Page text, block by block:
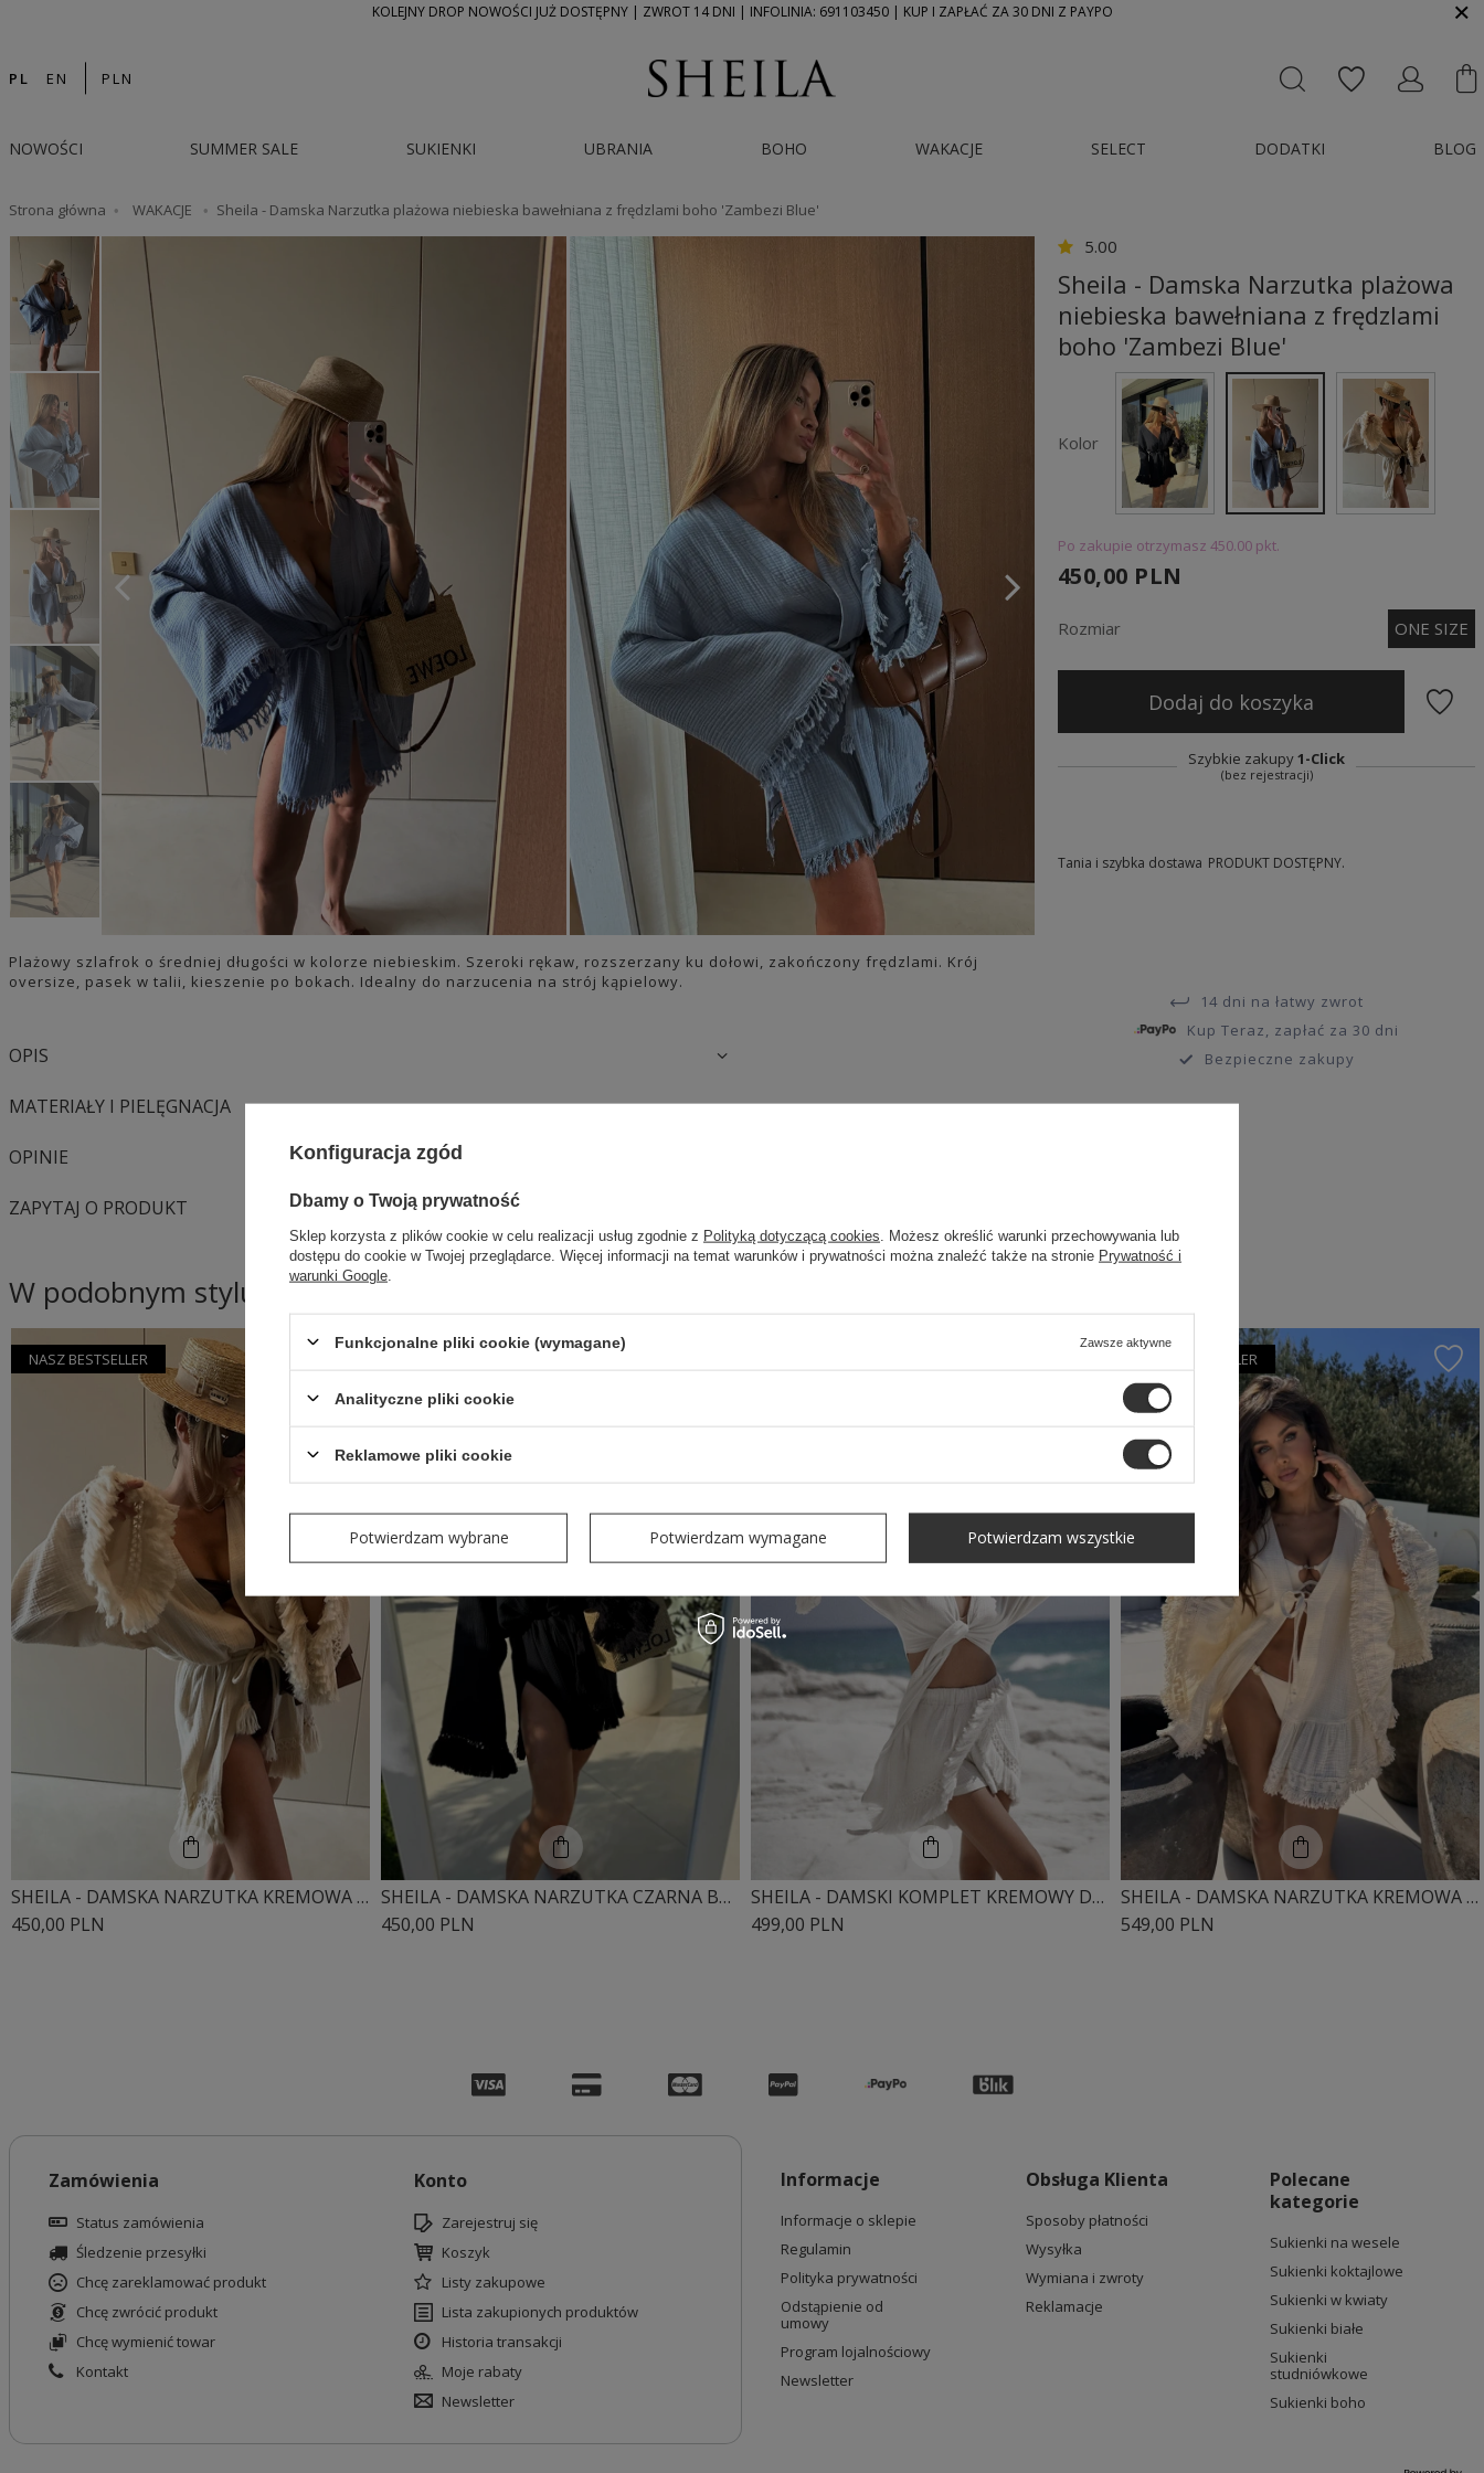
KOLEJNY DROP NOWOŚCI JUŻ DOSTĘPNY | ZWROT 14 DNI | INFOLINIA: 691103450 | KUP I ZAPŁAĆ ZA 30 DNI Z PAYPO
PL EN PLN
NOWOŚCI SUMMER SALE SUKIENKI UBRANIA BOHO WAKACJE SELECT DODATKI BLOG
Strona główna WAKACJE Sheila - Damska Narzutka plażowa niebieska bawełniana z frędzlami boho 'Zambezi Blue'
5.00
Sheila - Damska Narzutka plażowa
niebieska bawełniana z frędzlami
boho 'Zambezi Blue'
Kolor
Po zakupie otrzymasz 450.00 pkt.
450,00 PLN
Rozmiar ONE SIZE
Dodaj do koszyka
Szybkie zakupy1-Click
(bez rejestracji)
Tania i szybka dostawa PRODUKT DOSTĘPNY
14 dni na łatwy zwrot
Kup Teraz, zapłać za 30 dni
Bezpieczne zakupy
Plażowy szlafrok o średniej długości w kolorze niebieskim. Szeroki rękaw, rozszerzany ku dołowi, zakończony frędzlami. Krój
oversize, pasek w talii, kieszenie po bokach. Idealny do narzucenia na strój kąpielowy.
OPIS
MATERIAŁY I PIELĘGNACJA
OPINIE
ZAPYTAJ O PRODUKT
W podobnym stylu
NASZ BESTSELLER
SHEILA - DAMSKA NARZUTKA KREMOWA Z FRĘDZLAMI BOHO 'ZAMBEZI'
450,00 PLN
SHEILA - DAMSKA NARZUTKA CZARNA BAWEŁNIANA Z FRĘDZLAMI BOHO 'ZAMBEZI BLACK'
450,00 PLN
SHEILA - DAMSKI KOMPLET KREMOWY DWUCZĘŚCIOWY Z FRĘDZLAMI DŁUGIM RĘKAWEM BOHO 'ODETTE'
499,00 PLN
NASZ BESTSELLER
SHEILA - DAMSKA NARZUTKA KREMOWA Z FRĘDZLAMI BOHO 'MUSSE'
549,00 PLN
Zamówienia
Status zamówienia
Śledzenie przesyłki
Chcę zareklamować produkt
Chcę zwrócić produkt
Chcę wymienić towar
Kontakt
Konto
Zarejestruj się
Koszyk
Listy zakupowe
Lista zakupionych produktów
Historia transakcji
Moje rabaty
Newsletter
Informacje
Informacje o sklepie
Regulamin
Polityka prywatności
Odstąpienie od
umowy
Program lojalnościowy
Newsletter
Obsługa Klienta
Sposoby płatności
Wysyłka
Wymiana i zwroty
Reklamacje
Polecane
kategorie
Sukienki na wesele
Sukienki koktajlowe
Sukienki w kwiaty
Sukienki białe
Sukienki
studniówkowe
Sukienki boho
Konfiguracja zgód
Dbamy o Twoją prywatność
Sklep korzysta z plików cookie w celu realizacji usług zgodnie z Polityką dotyczącą cookies . Możesz określić warunki przechowywania lub
dostępu do cookie w Twojej przeglądarce. Więcej informacji na temat warunków i prywatności można znaleźć także na stronie Prywatność i
warunki Google
Funkcjonalne pliki cookie (wymagane) Zawsze aktywne
Analityczne pliki cookie
Reklamowe pliki cookie
Potwierdzam wybrane Potwierdzam wymagane Potwierdzam wszystkie